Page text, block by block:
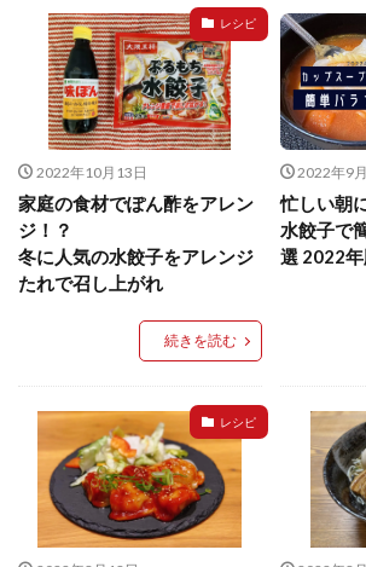
レシピ
2022年10月13日
家庭の食材でぽん酢をアレン
ジ！？
冬に人気の水餃子をアレンジ
たれで召し上がれ
続きを読む
2022年9
忙しい朝
水餃子で
選 2022年
レシピ
イートアンドの仕事
アウトドア
アレルギー
アレルゲン
アレンジ
アレンジレシピ
セカンド冷凍庫
国産
冷凍食品ジャーナリスト山本純子の『冷凍食
冷凍から揚げ
冷凍やけ
冷凍ラ
冷凍食品
冷凍食品ライフハック
低糖質 ワンプレート
ビビゴ
なにわ パーティー
パックご飯
ハロウィン
ハンギ
ファミリーマート
ぷる
マンドゥ
メスティン
ラーメン
ラーメンJourney
만두